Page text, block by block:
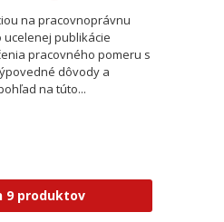
na pracovnoprávnu
publikácie
pracovného pomeru s
dôvody a
na túto...
9 produktov